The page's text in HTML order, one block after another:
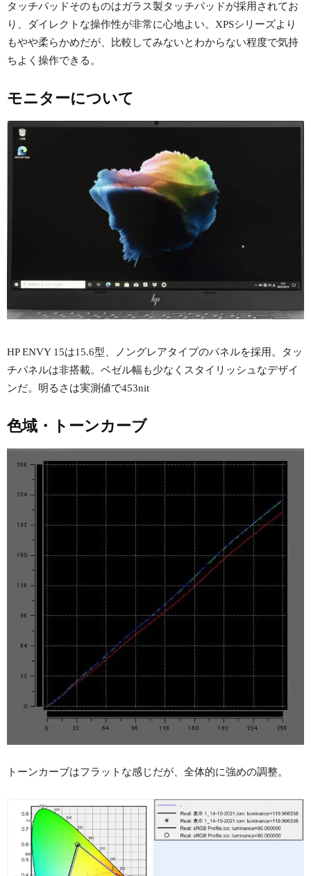
タッチパッドそのものはガラス製タッチパッドが採用されてお
り、ダイレクトな操作性が非常に心地よい。XPSシリーズより
もやや柔らかめだが、比較してみないとわからない程度で気持
ちよく操作できる。
モニターについて
HP ENVY 15は15.6型、ノングレアタイプのパネルを採用。タッ
チパネルは非搭載。ベゼル幅も少なくスタイリッシュなデザイ
ンだ。明るさは実測値で453nit
色域・トーンカーブ
トーンカーブはフラットな感じだが、全体的に強めの調整。